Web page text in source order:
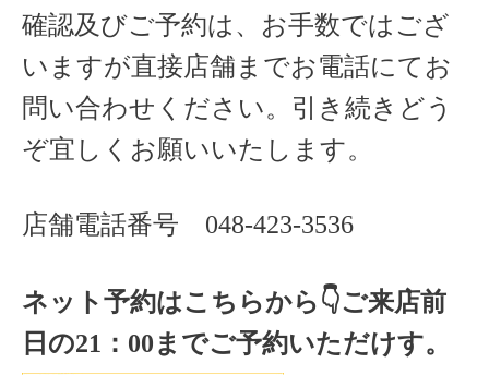
確認及びご予約は、お手数ではござ
いますが直接店舗までお電話にてお
問い合わせください。引き続きどう
ぞ宜しくお願いいたします。
店舗電話番号 048-423-3536
ネット予約はこちらから👇ご来店前
日の21 ： 00までご予約いただけす。